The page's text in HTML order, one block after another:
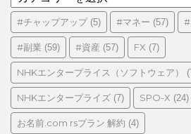
テ
ゴ
リ
ー
#チャップアップ(5) #マネー (57) #
#副業 (59) #資産 (57) FX (7)
NHKエンタープライス（ソフトウェア）
NHKエンタープライズ (7) SPO-X (24)
お名前.com rsプラン 解約 (4)